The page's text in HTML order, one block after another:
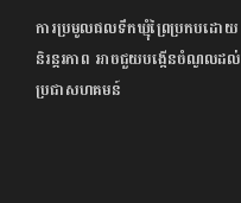
ការប្រមូលផលទឹកឃ្មុំព្រៃប្រកបដោយ
និរន្តរភាព អាចជួយបង្កើនចំណូលដល់
ប្រជាសហគមន៍